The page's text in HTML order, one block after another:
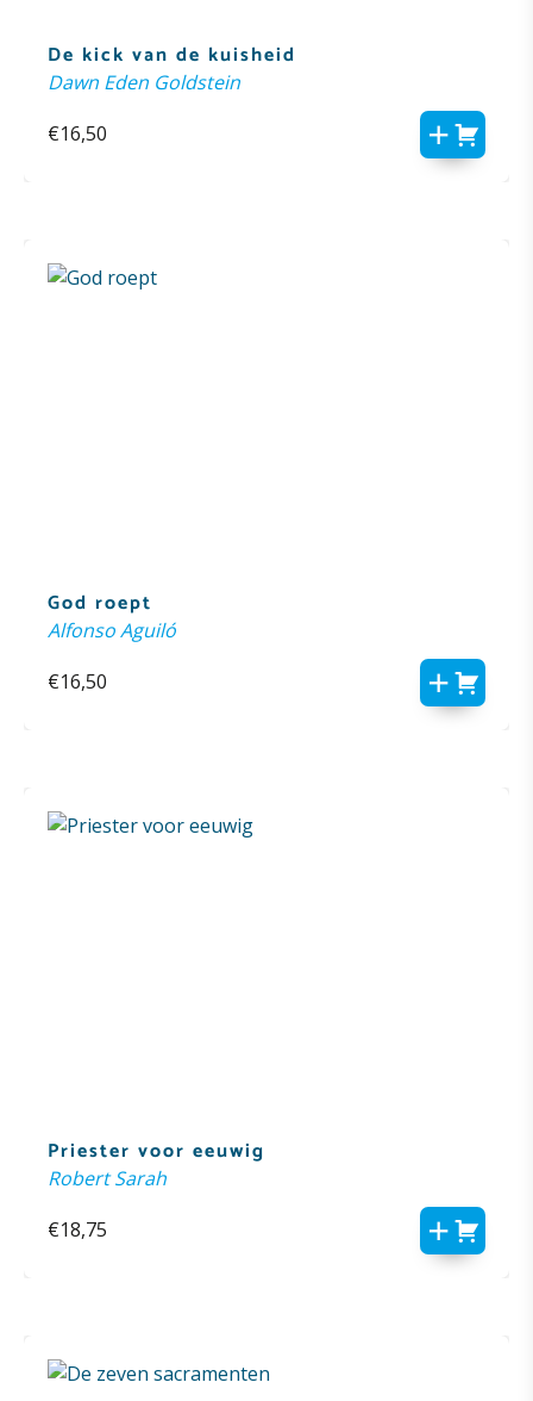
De kick van de kuisheid
Dawn Eden Goldstein
€16,50
God roept
Alfonso Aguiló
€16,50
Priester voor eeuwig
Robert Sarah
€18,75